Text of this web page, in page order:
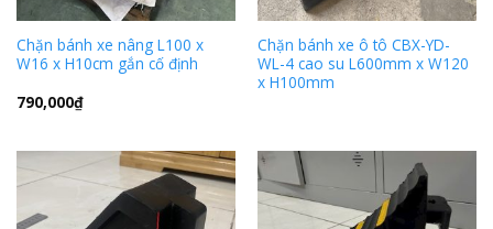
Chặn bánh xe nâng L100 x
W16 x H10cm gắn cố định
790,000₫
Chặn bánh xe ô tô CBX-YD-
WL-4 cao su L600mm x W120
x H100mm